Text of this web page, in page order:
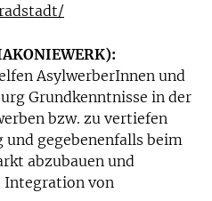
AsylwerberInnen und
Grundkenntnisse in der
bzw. zu vertiefen
gegebenenfalls beim
abzubauen und
Integration von